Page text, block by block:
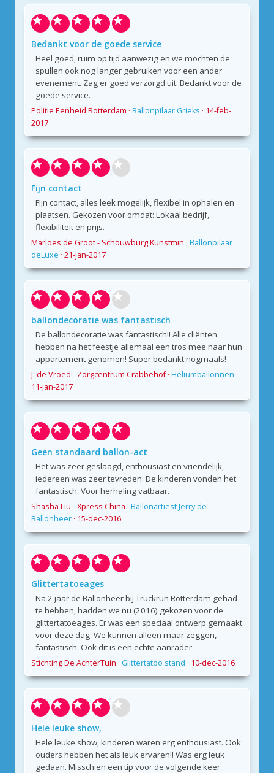
Bedankt voor de goede service
Heel goed, ruim op tijd aanwezig en we mochten de
spullen ook nog langer gebruiken voor een ander
evenement. Zag er goed verzorgd uit. Bedankt voor de
goede service.
Politie Eenheid Rotterdam · Ballonpilaar Grieks · 14-feb-
2017
Fijn contact
Fijn contact, alles leek mogelijk, flexibel in ophalen en
plaatsen. Gekozen voor omdat: Lokaal bedrijf,
flexibiliteit en prijs.
Marloes de Groot - Schouwburg Kunstmin · Ballonpilaar
deLuxe · 21-jan-2017
ballondecoratie was fantastisch
De ballondecoratie was fantastisch!! Alle cliënten
hebben na het feestje allemaal een tros mee naar hun
appartement genomen! Super bedankt nogmaals!
J. de Vroed - Zorgcentrum Crabbehof · Heliumballonnen ·
11-jan-2017
Geen standaard ballon-act
Het was zeer geslaagd, enthousiast en vriendelijk,
iedereen was zeer tevreden. De kinderen vonden het
fantastisch. Voor herhaling vatbaar.
Shasha Liu - Xpress China · Ballonartiest Jerry de
Ballonheer · 15-dec-2016
Glittertatoeages
Na 2 jaar de Ballonheer bij Truckrun Rotterdam gehad
te hebben, hadden we nu (2016) gekozen voor de
glittertatoeages. Er was een speciaal ontwerp gemaakt
voor deze dag. We kunnen alleen maar zeggen,
fantastisch. Ook dit is een echte aanrader.
Stichting De AchterTuin · Glittertatoo stand · 10-dec-2016
Hele leuke show,
Hele leuke show, kinderen waren erg enthousiast. Ook
ouders hebben het als leuk ervaren!! Was erg leuk
gedaan. Misschien een tip voor de volgende keer: